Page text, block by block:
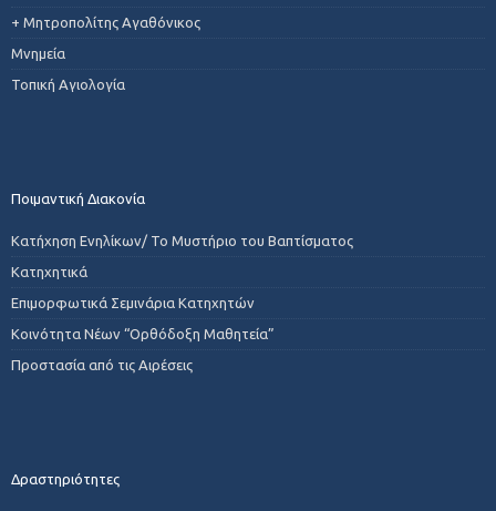
+ Μητροπολίτης Αγαθόνικος
Μνημεία
Τοπική Αγιολογία
Ποιμαντική Διακονία
Κατήχηση Ενηλίκων/ Το Μυστήριο του Βαπτίσματος
Κατηχητικά
Επιμορφωτικά Σεμινάρια Κατηχητών
Κοινότητα Νέων “Ορθόδοξη Μαθητεία”
Προστασία από τις Αιρέσεις
Δραστηριότητες